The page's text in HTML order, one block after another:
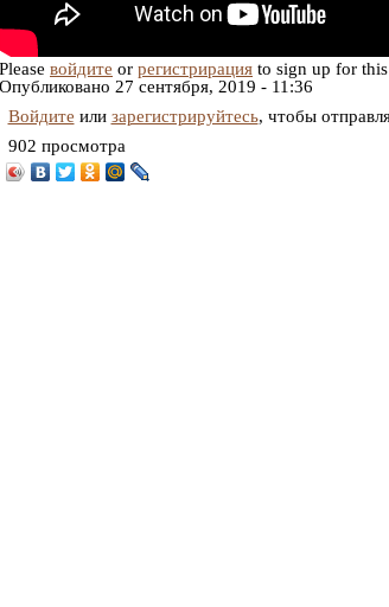
Please войдите or регистрирация to sign up for this
Опубликовано 27 сентября, 2019 - 11:36
Войдите или зарегистрируйтесь, чтобы
902 просмотра